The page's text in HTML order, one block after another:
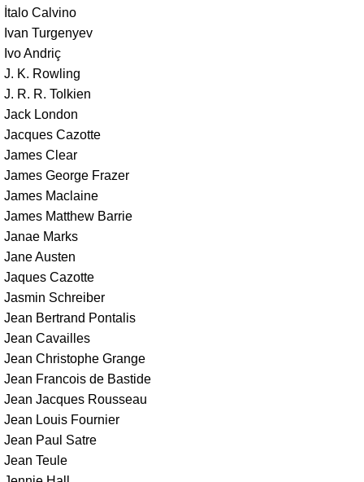
İtalo Calvino
Ivan Turgenyev
Ivo Andriç
J. K. Rowling
J. R. R. Tolkien
Jack London
Jacques Cazotte
James Clear
James George Frazer
James Maclaine
James Matthew Barrie
Janae Marks
Jane Austen
Jaques Cazotte
Jasmin Schreiber
Jean Bertrand Pontalis
Jean Cavailles
Jean Christophe Grange
Jean Francois de Bastide
Jean Jacques Rousseau
Jean Louis Fournier
Jean Paul Satre
Jean Teule